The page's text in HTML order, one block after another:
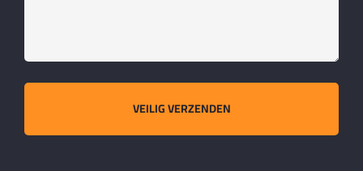
VEILIG VERZENDEN